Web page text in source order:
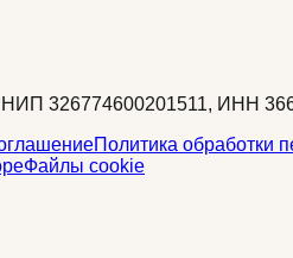
326774600201511, ИНН
Политика обработки
Файлы cookie